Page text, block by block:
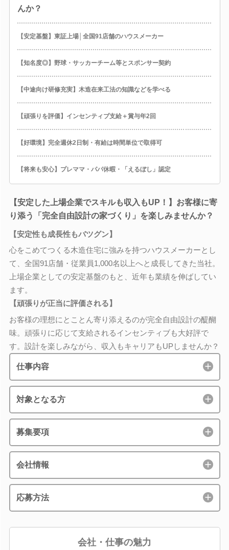
んか？
【安定基盤】東証上場│全国91店舗のハウスメーカー
【知名度◎】野球・サッカーチーム等とスポンサー契約
【中途向け研修充実】木造在来工法の知識などを学べる
【頑張りを評価】インセンティブ支給＋賞与年2回
【好環境】完全週休2日制・有給は時間単位で取得可
【将来も安心】プレママ・パパ休暇・「えるぼし」認定
【安定した上場企業でスキルも収入もUP！】お客様に寄
り添う「完全自由設計の家づくり」を楽しみませんか？
【安定性も成長性もバツグン】
心をこめてつくる木造住宅に強みを持つハウスメーカーとし
て、全国91店舗・従業員1,000名以上へと成長してきた当社。
上場企業としての安定基盤のもと、近年も業績を伸ばしてい
ます。
【頑張りが正当に評価される】
お客様の理想にとことん寄り添えるのが完全自由設計の醍醐
味。頑張りに応じて支給されるインセンティブも大好評で
す。設計を楽しみながら、収入もキャリアもUPしませんか？
仕事内容
対象となる方
募集要項
会社情報
応募方法
会社・仕事の魅力